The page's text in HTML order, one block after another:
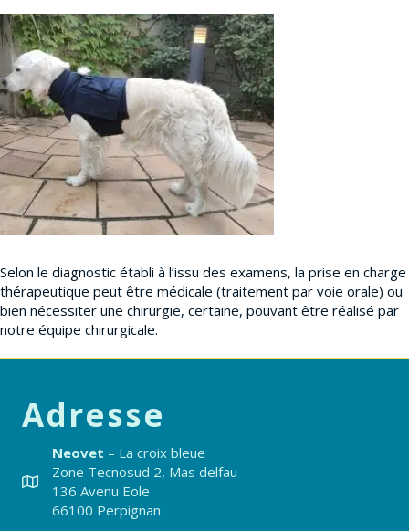
Selon le diagnostic établi à l’issu des examens, la prise en charge
thérapeutique peut être médicale (traitement par voie orale) ou
bien nécessiter une chirurgie, certaine, pouvant être réalisé par
notre équipe chirurgicale.
Adresse
Neovet – La croix bleue
Zone Tecnosud 2, Mas delfau
136 Avenu Eole
66100 Perpignan